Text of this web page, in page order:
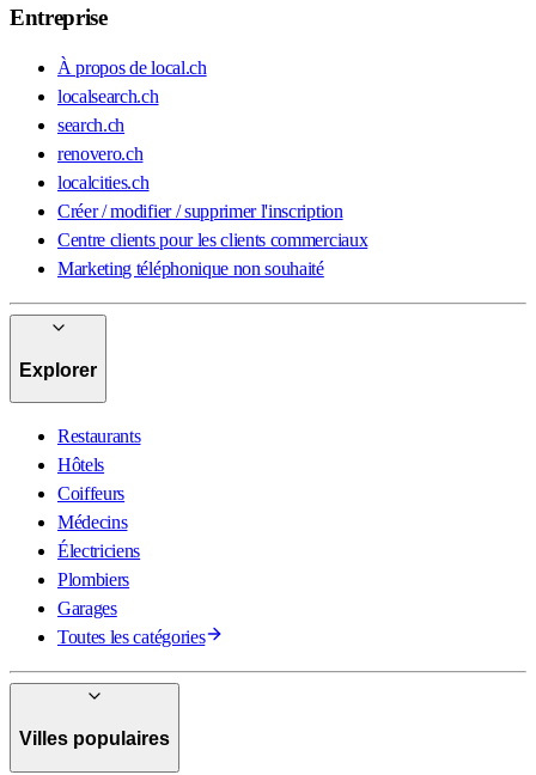
Entreprise
À propos de local.ch
localsearch.ch
search.ch
renovero.ch
localcities.ch
Créer / modifier / supprimer l'inscription
Centre clients pour les clients commerciaux
Marketing téléphonique non souhaité
Explorer
Restaurants
Hôtels
Coiffeurs
Médecins
Électriciens
Plombiers
Garages
Toutes les catégories
Villes populaires